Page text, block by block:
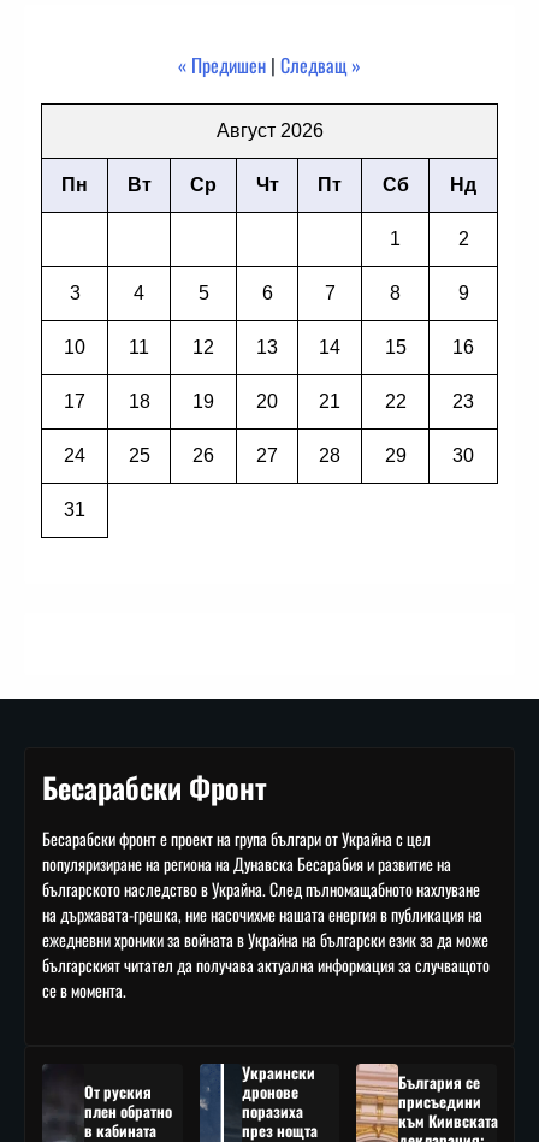
« Предишен | Следващ »
Август 2026
Пн Вт Ср Чт Пт Сб Нд
1 2
3 4 5 6 7 8 9
10 11 12 13 14 15 16
17 18 19 20 21 22 23
24 25 26 27 28 29 30
31
Бесарабски Фронт
Бесарабски фронт е проект на група българи от Украйна с цел
популяризиране на региона на Дунавска Бесарабия и развитие на
българското наследство в Украйна. След пълномащабното нахлуване
на държавата-грешка, ние насочихме нашата енергия в публикация на
ежедневни хроники за войната в Украйна на български език за да може
българският читател да получава актуална информация за случващото
се в момента.
От руския
плен обратно
в кабината
Украински
дронове
поразиха
през нощта
България се
присъедини
към Киивската